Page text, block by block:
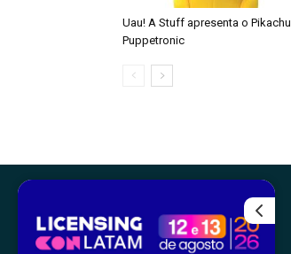
Uau! A Stuff apresenta o Pikachu
Puppetronic